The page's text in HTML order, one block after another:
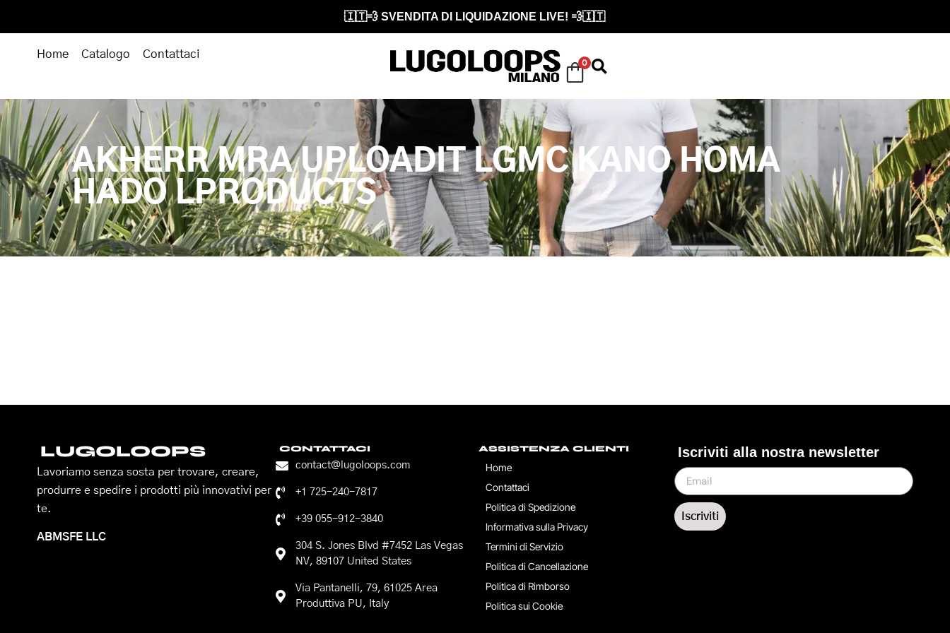
🇮🇹💨 SVENDITA DI LIQUIDAZIONE LIVE! 💨🇮🇹
Home Catalogo Contattaci
0
AKHERR MRA UPLOADIT LGMC KANO HOMA
HADO LPRODUCTS
LUGOLOOPS
Lavoriamo senza sosta per trovare, creare,
produrre e spedire i prodotti più innovativi per
te.
ABMSFE LLC
CONTATTACI
contact@lugoloops.com
+1 725-240-7817
+39 055-912-3840
304 S. Jones Blvd #7452 Las Vegas
NV, 89107 United States
Via Pantanelli, 79, 61025 Area
Produttiva PU, Italy
ASSISTENZA CLIENTI
Home
Contattaci
Politica di Spedizione
Informativa sulla Privacy
Termini di Servizio
Politica di Cancellazione
Politica di Rimborso
Politica sui Cookie
Iscriviti alla nostra newsletter
Iscriviti